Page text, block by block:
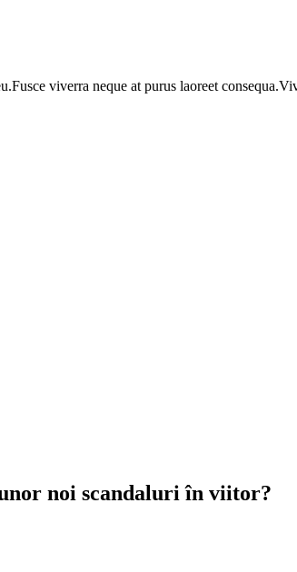
viverra neque at purus laoreet
noi scandaluri în viitor?